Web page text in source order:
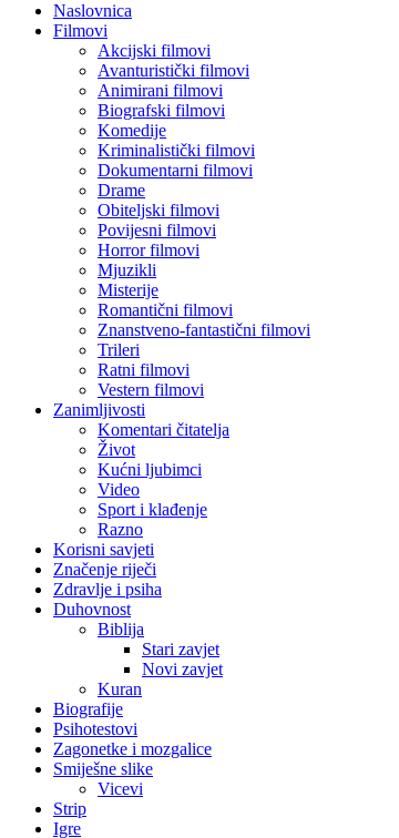
Naslovnica
Filmovi
Akcijski filmovi
Avanturistički filmovi
Animirani filmovi
Biografski filmovi
Komedije
Kriminalistički filmovi
Dokumentarni filmovi
Drame
Obiteljski filmovi
Povijesni filmovi
Horror filmovi
Mjuzikli
Misterije
Romantični filmovi
Znanstveno-fantastični filmovi
Trileri
Ratni filmovi
Vestern filmovi
Zanimljivosti
Komentari čitatelja
Život
Kućni ljubimci
Video
Sport i klađenje
Razno
Korisni savjeti
Značenje riječi
Zdravlje i psiha
Duhovnost
Biblija
Stari zavjet
Novi zavjet
Kuran
Biografije
Psihotestovi
Zagonetke i mozgalice
Smiješne slike
Vicevi
Strip
Igre